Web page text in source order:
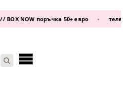
NOW поръчка 50+ евро • телефон: